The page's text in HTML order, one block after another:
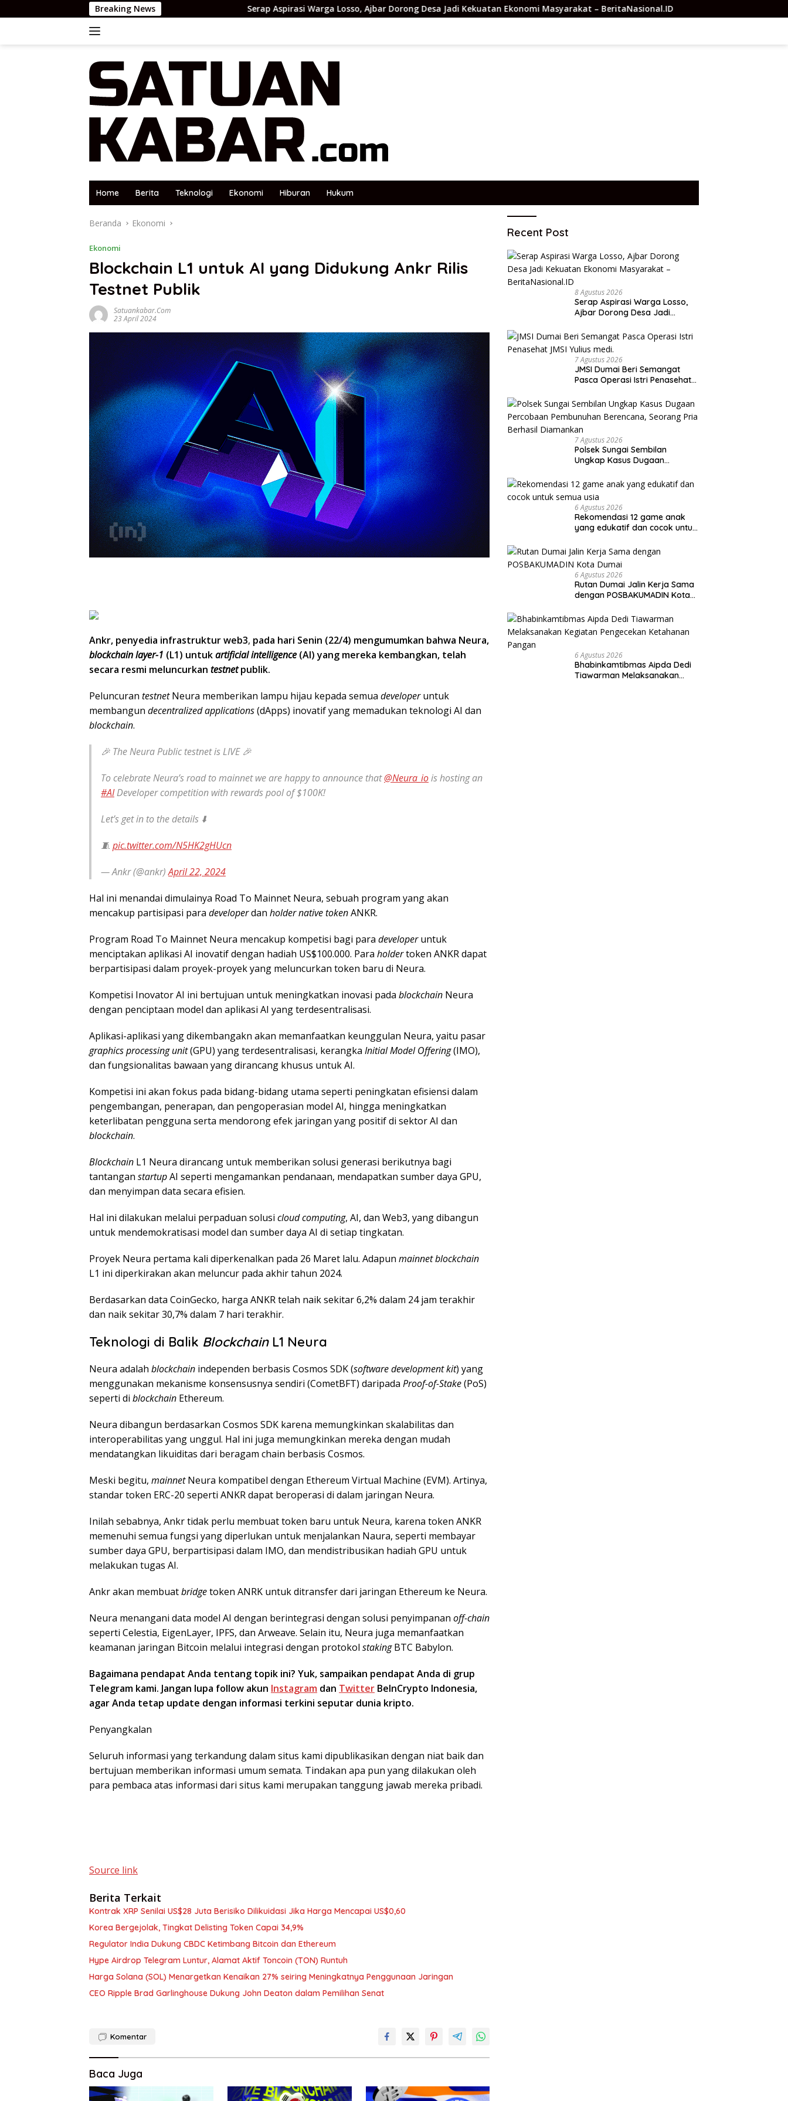
ke
Breaking News Serap Aspirasi Warga Losso, Ajbar Dorong Desa Jadi Kekuatan Ekonomi Masyarakat – BeritaNasional.ID JMSI Dumai Beri Semangat Pasca
Home Berita Teknologi Ekonomi Hiburan Hukum
Beranda Ekonomi
Ekonomi
Blockchain L1 untuk AI yang Didukung Ankr Rilis
Testnet Publik
Satuankabar.com
23 April 2024
Ankr, penyedia infrastruktur web3, pada hari Senin (22/4) mengumumkan bahwa Neura,
blockchain layer-1 (L1) untukartificial intelligence (AI) yang mereka kembangkan, telah
secara resmi meluncurkan testnetpublik.
Peluncuran testnetNeura memberikan lampu hijau kepada semua developeruntuk
membangun decentralized applications(dApps) inovatif yang memadukan teknologi AI dan
blockchain.
🎉 The Neura Public testnet is LIVE 🎉
To celebrate Neura’s road to mainnet we are happy to announce that@Neura_iois hosting an
#AIDeveloper competition with rewards pool of $100K!
Let’s get in to the details ⬇️
🧵 pic.twitter.com/N5HK2gHUcn
— Ankr (@ankr)April 22, 2024
Hal ini menandai dimulainya Road To Mainnet Neura, sebuah program yang akan
mencakup partisipasi para developerdan holdernative tokenANKR.
Program Road To Mainnet Neura mencakup kompetisi bagi para developeruntuk
menciptakan aplikasi AI inovatif dengan hadiah US$100.000. Para holdertoken ANKR dapat
berpartisipasi dalam proyek-proyek yang meluncurkan token baru di Neura.
Kompetisi Inovator AI ini bertujuan untuk meningkatkan inovasi pada blockchain Neura
dengan penciptaan model dan aplikasi AI yang terdesentralisasi.
Aplikasi-aplikasi yang dikembangakn akan memanfaatkan keunggulan Neura, yaitu pasar
graphics processing unit(GPU) yang terdesentralisasi, kerangka Initial Model Offering(IMO),
dan fungsionalitas bawaan yang dirancang khusus untuk AI.
Kompetisi ini akan fokus pada bidang-bidang utama seperti peningkatan efisiensi dalam
pengembangan, penerapan, dan pengoperasian model AI, hingga meningkatkan
keterlibatan pengguna serta mendorong efek jaringan yang positif di sektor AI dan
blockchain.
Blockchain L1 Neura dirancang untuk memberikan solusi generasi berikutnya bagi
tantangan startupAI seperti mengamankan pendanaan, mendapatkan sumber daya GPU,
dan menyimpan data secara efisien.
Hal ini dilakukan melalui perpaduan solusi cloud computing, AI, dan Web3, yang dibangun
untuk mendemokratisasi model dan sumber daya AI di setiap tingkatan.
Proyek Neura pertama kali diperkenalkan pada 26 Maret lalu. Adapun mainnetblockchain
L1 ini diperkirakan akan meluncur pada akhir tahun 2024.
Berdasarkan data CoinGecko, harga ANKR telah naik sekitar 6,2% dalam 24 jam terakhir
dan naik sekitar 30,7% dalam 7 hari terakhir.
Teknologi di Balik BlockchainL1 Neura
Neura adalah blockchain independen berbasis Cosmos SDK (software development kit) yang
menggunakan mekanisme konsensusnya sendiri (CometBFT) daripada Proof-of-Stake(PoS)
seperti di blockchain Ethereum.
Neura dibangun berdasarkan Cosmos SDK karena memungkinkan skalabilitas dan
interoperabilitas yang unggul. Hal ini juga memungkinkan mereka dengan mudah
mendatangkan likuiditas dari beragam chain berbasis Cosmos.
Meski begitu, mainnetNeura kompatibel dengan Ethereum Virtual Machine (EVM). Artinya,
standar token ERC-20 seperti ANKR dapat beroperasi di dalam jaringan Neura.
Inilah sebabnya, Ankr tidak perlu membuat token baru untuk Neura, karena token ANKR
memenuhi semua fungsi yang diperlukan untuk menjalankan Naura, seperti membayar
sumber daya GPU, berpartisipasi dalam IMO, dan mendistribusikan hadiah GPU untuk
melakukan tugas AI.
Ankr akan membuatbridgetoken ANRK untuk ditransfer dari jaringan Ethereum ke Neura.
Neura menangani data model AI dengan berintegrasi dengan solusi penyimpanan off-chain
seperti Celestia, EigenLayer, IPFS, dan Arweave. Selain itu, Neura juga memanfaatkan
keamanan jaringan Bitcoin melalui integrasi dengan protokol stakingBTC Babylon.
Bagaimana pendapat Anda tentang topik ini? Yuk, sampaikan pendapat Anda di grup
Telegram kami. Jangan lupa follow akun Instagram dan Twitter BeInCrypto Indonesia,
agar Anda tetap update dengan informasi terkini seputar dunia kripto.
Penyangkalan
Seluruh informasi yang terkandung dalam situs kami dipublikasikan dengan niat baik dan
bertujuan memberikan informasi umum semata. Tindakan apa pun yang dilakukan oleh
para pembaca atas informasi dari situs kami merupakan tanggung jawab mereka pribadi.
Source link
Berita Terkait
Kontrak XRP Senilai US$28 Juta Berisiko Dilikuidasi Jika Harga Mencapai US$0,60
Korea Bergejolak, Tingkat Delisting Token Capai 34,9%
Regulator India Dukung CBDC Ketimbang Bitcoin dan Ethereum
Hype Airdrop Telegram Luntur, Alamat Aktif Toncoin (TON) Runtuh
Harga Solana (SOL) Menargetkan Kenaikan 27% seiring Meningkatnya Penggunaan Jaringan
CEO Ripple Brad Garlinghouse Dukung John Deaton dalam Pemilihan Senat
Komentar
Baca Juga
Recent Post
8 Agustus 2026
Serap Aspirasi Warga Losso,
Ajbar Dorong Desa Jadi
– BeritaNasional.ID
7 Agustus 2026
JMSI Dumai Beri Semangat
Pasca Operasi Istri Penasehat
7 Agustus 2026
Polsek Sungai Sembilan
Ungkap Kasus Dugaan
Berencana, Seorang Pria
Berhasil Diamankan
6 Agustus 2026
Rekomendasi 12 game anak
yang edukatif dan cocok untuk
6 Agustus 2026
Rutan Dumai Jalin Kerja Sama
dengan POSBAKUMADIN Kota
6 Agustus 2026
Bhabinkamtibmas Aipda Dedi
Tiawarman Melaksanakan